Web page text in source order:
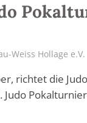
Weiss Hollage e.V.
richtet die
Judo